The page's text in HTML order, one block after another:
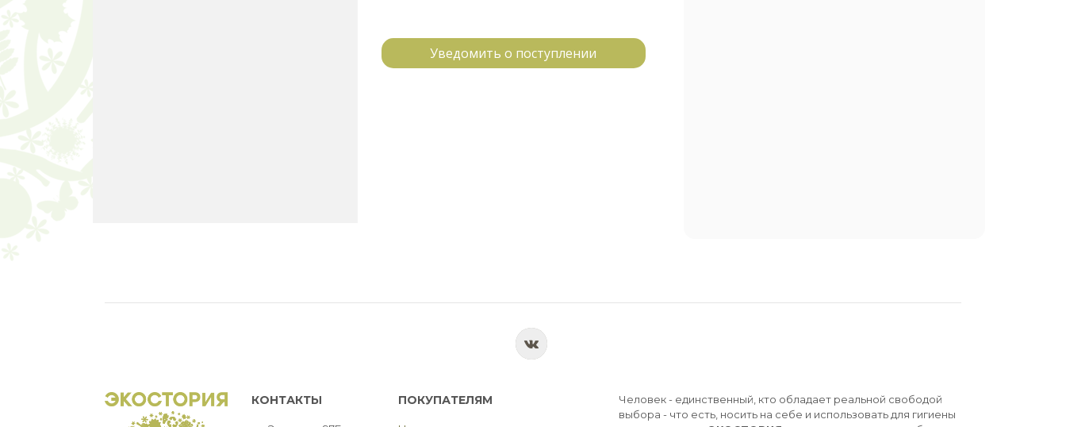
Уведомить о поступлении
КОНТАКТЫ ПОКУПАТЕЛЯМ
Человек - единственный, кто обладает реальной свободой
выбора - что есть, носить на себе и использовать для гигиены